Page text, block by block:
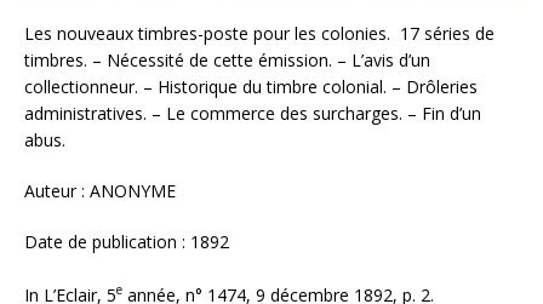
Les nouveaux timbres-poste pour les colonies. 17 séries de
timbres. – Nécessité de cette émission. – L’avis d’un
collectionneur. – Historique du timbre colonial. – Drôleries
administratives. – Le commerce des surcharges. – Fin d’un
abus.
Auteur : ANONYME
Date de publication : 1892
In L’Eclair, 5e année, n° 1474, 9 décembre 1892, p. 2.